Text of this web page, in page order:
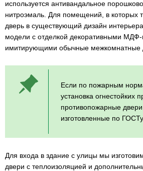
используется антивандальное
нитроэмаль. Для помещений, в которых
дверь в существующий дизайн
модели с отделкой декоративными МДФ-
имитирующими обычные межкомнатные
Если по пожарным
установка огнестойких
противопожарные двери
изготовленные по ГОСТу.
Для входа в здание с улицы мы
двери с теплоизоляцией и